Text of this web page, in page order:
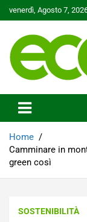
to
venerdì, Agosto 7,
Ecoo.it
Home
Camminare in
green così
SOSTENIBILITÀ